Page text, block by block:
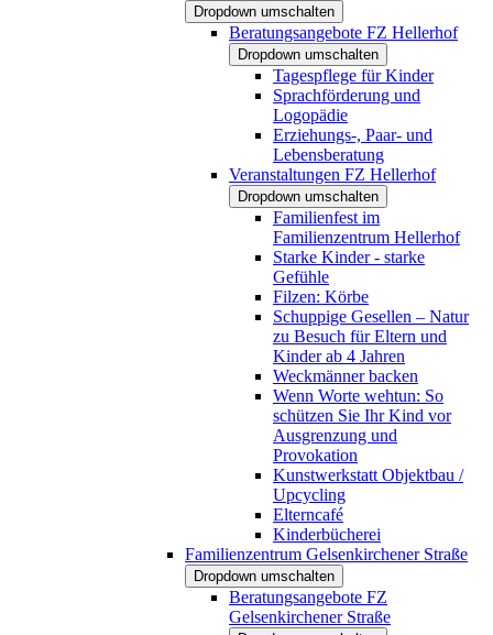
Dropdown umschalten
Beratungsangebote FZ Hellerhof
Dropdown umschalten
Tagespflege für Kinder
Sprachförderung und
Logopädie
Erziehungs-, Paar- und
Lebensberatung
Veranstaltungen FZ Hellerhof
Dropdown umschalten
Familienfest im
Familienzentrum Hellerhof
Starke Kinder - starke
Gefühle
Filzen: Körbe
Schuppige Gesellen – Natur
zu Besuch für Eltern und
Kinder ab 4 Jahren
Weckmänner backen
Wenn Worte wehtun: So
schützen Sie Ihr Kind vor
Ausgrenzung und
Provokation
Kunstwerkstatt Objektbau /
Upcycling
Elterncafé
Kinderbücherei
Familienzentrum Gelsenkirchener Straße
Dropdown umschalten
Beratungsangebote FZ
Gelsenkirchener Straße